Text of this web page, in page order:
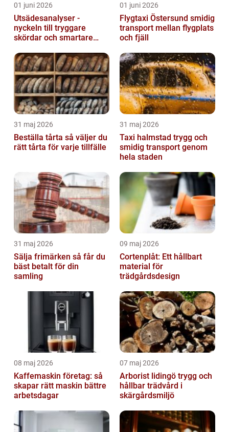
01 juni 2026
Utsädesanalyser -
nyckeln till tryggare
skördar och smartare
01 juni 2026
Flygtaxi Östersund smidig
transport mellan flygplats
och fjäll
31 maj 2026
Beställa tårta så väljer du
rätt tårta för varje tillfälle
31 maj 2026
Taxi halmstad trygg och
smidig transport genom
hela staden
31 maj 2026
Sälja frimärken så får du
bäst betalt för din
samling
09 maj 2026
Cortenplåt: Ett hållbart
material för
trädgårdsdesign
08 maj 2026
Kaffemaskin företag: så
skapar rätt maskin bättre
arbetsdagar
07 maj 2026
Arborist lidingö trygg och
hållbar trädvård i
skärgårdsmiljö